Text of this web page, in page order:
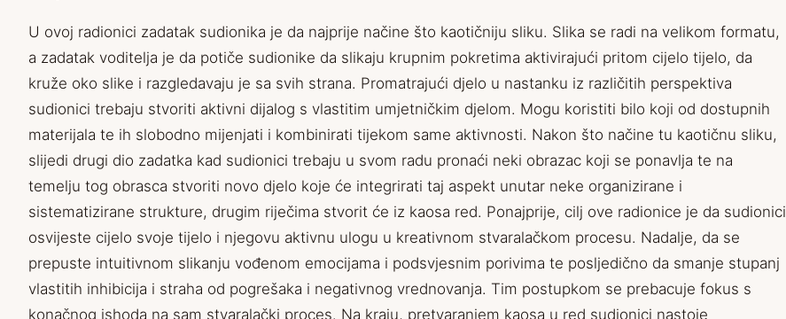
U ovoj radionici zadatak sudionika je da najprije načine što kaotičniju sliku. Slika se radi na velikom formatu,
a zadatak voditelja je da potiče sudionike da slikaju krupnim pokretima aktivirajući pritom cijelo tijelo, da
kruže oko slike i razgledavaju je sa svih strana. Promatrajući djelo u nastanku iz različitih perspektiva
sudionici trebaju stvoriti aktivni dijalog s vlastitim umjetničkim djelom. Mogu koristiti bilo koji od dostupnih
materijala te ih slobodno mijenjati i kombinirati tijekom same aktivnosti. Nakon što načine tu kaotičnu sliku,
slijedi drugi dio zadatka kad sudionici trebaju u svom radu pronaći neki obrazac koji se ponavlja te na
temelju tog obrasca stvoriti novo djelo koje će integrirati taj aspekt unutar neke organizirane i
sistematizirane strukture, drugim riječima stvorit će iz kaosa red. Ponajprije, cilj ove radionice je da sudionici
osvijeste cijelo svoje tijelo i njegovu aktivnu ulogu u kreativnom stvaralačkom procesu. Nadalje, da se
prepuste intuitivnom slikanju vođenom emocijama i podsvjesnim porivima te posljedično da smanje stupanj
vlastitih inhibicija i straha od pogrešaka i negativnog vrednovanja. Tim postupkom se prebacuje fokus s
konačnog ishoda na sam stvaralački proces. Na kraju, pretvaranjem kaosa u red sudionici nastoje